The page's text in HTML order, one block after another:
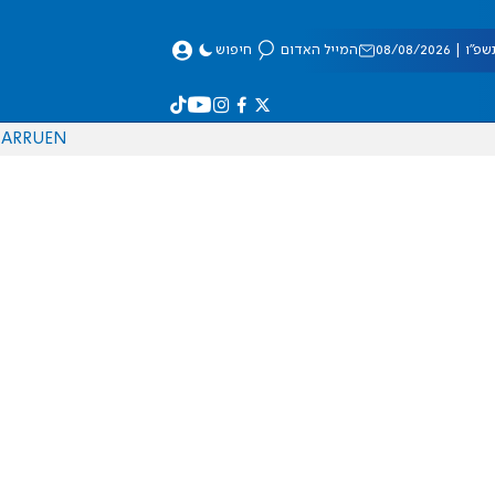
08/2026 המייל האדום חיפוש
EN
RU
AR